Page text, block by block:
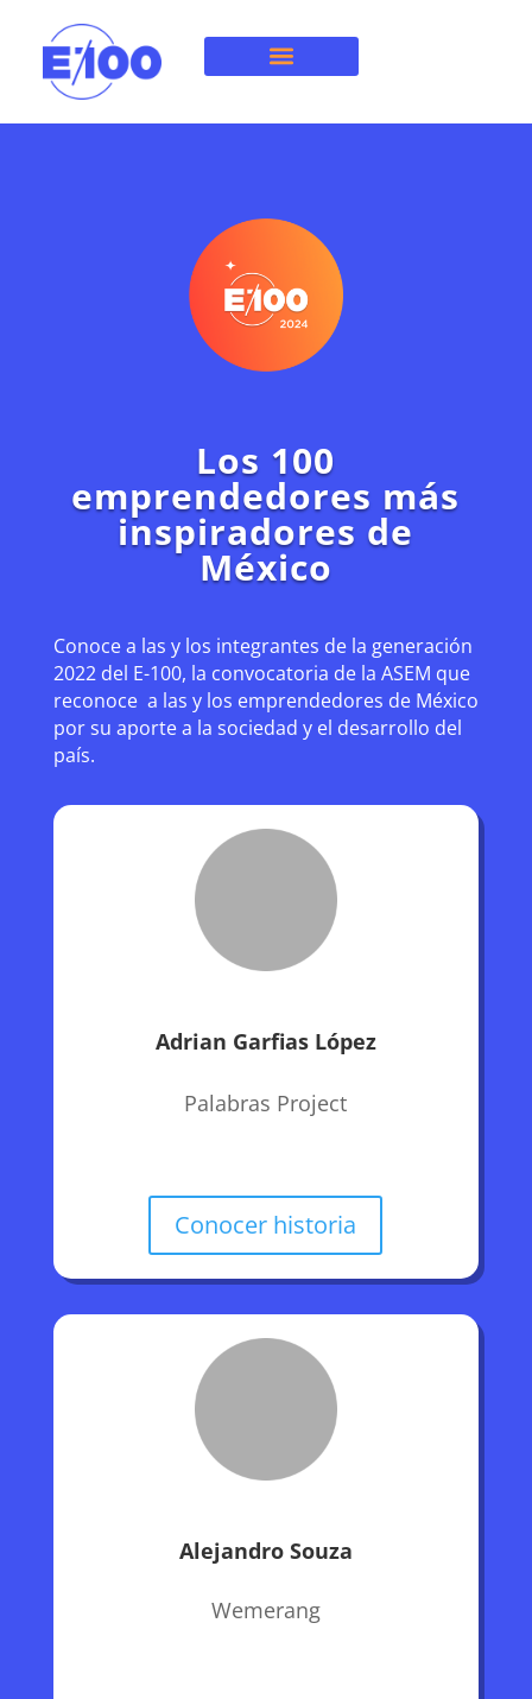
Los 100
emprendedores más
inspiradores de
México
Conoce a las y los integrantes de la generación
2022 del E-100, la convocatoria de la ASEM que
reconoce a las y los emprendedores de México
por su aporte a la sociedad y el desarrollo del
país.
Adrian Garfias López
Palabras Project
Conocer historia
Alejandro Souza
Wemerang